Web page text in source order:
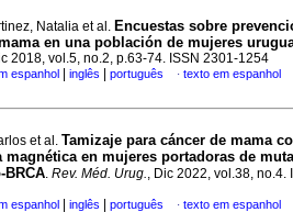
Natalia et al. Encuestas sobre
en una población de mujeres
2018, vol.5, no.2, p.63-74. ISSN 2301-1254
espanhol inglês português · texto em espanhol
et al. Tamizaje para cáncer de mama
magnética en mujeres portadoras de
BRCA. Rev. Méd. Urug., Dic 2022, vol.38, no.4.
espanhol inglês português · texto em espanhol